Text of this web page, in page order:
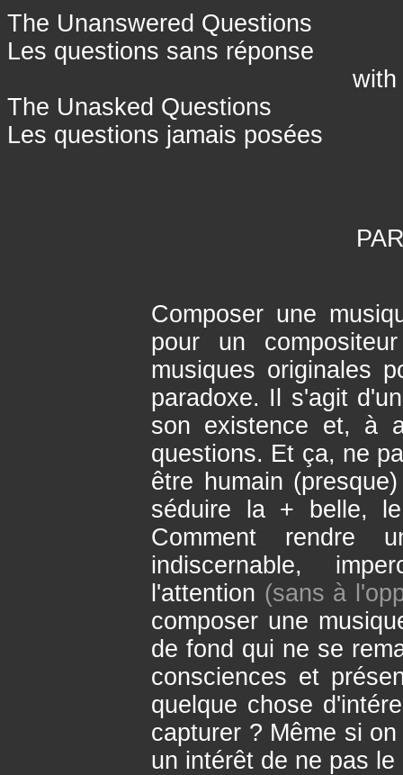
The Unanswered Questions
Les questions sans réponse
with avec Hilare
The Unasked Questions
Les questions jamais posées
Composer une
pour un
musiques originales
paradoxe. Il s'agit
son existence et, à
questions. Et ça, ne
être humain
séduire la + belle,
Comment rendre
indiscernable,
l'attention (sans à
composer une
de fond qui ne se
consciences et
quelque chose
capturer ? Même si
un intérêt de ne pas le